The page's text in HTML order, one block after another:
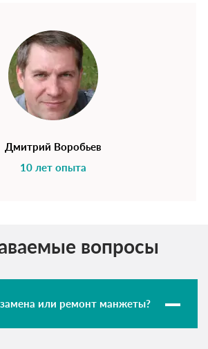
Дмитрий Воробьев
10 лет опыта
вопросы
или ремонт манжеты?